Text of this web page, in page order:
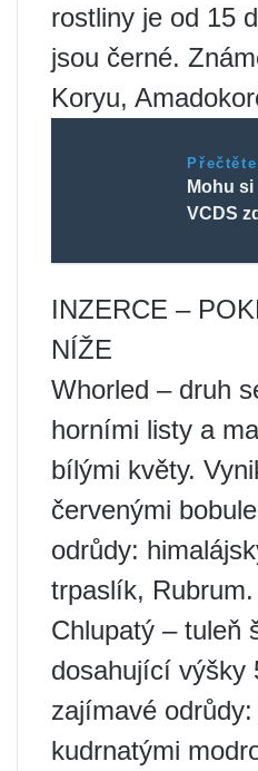
rostliny je od 15
jsou černé.
Koryu,
Mohu
VCDS
INZERCE –
NÍŽE
Whorled – druh
horními listy a
bílými květy.
červenými
odrůdy:
trpaslík, Rubrum.
Chlupatý – tuleň
dosahující výšky
zajímavé
kudrnatými